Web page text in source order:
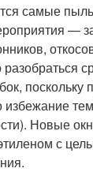
самые
—
поскольку
избежание
Новые
с